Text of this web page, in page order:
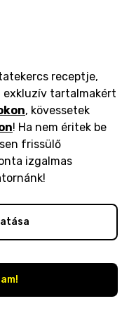
receptje,
exkluzív tartalmakért
, kövessetek
! Ha nem éritek be
frissülő
izgalmas